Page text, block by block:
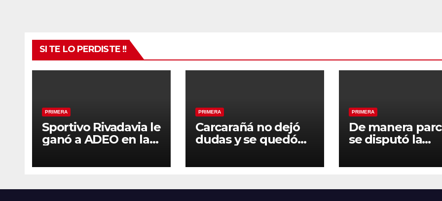
SI TE LO PERDISTE !!
PRIMERA
Sportivo Rivadavia le
ganó a ADEO en la
PRIMERA
Carcarañá no dejó
dudas y se quedó
la segunda fecha
PRIMERA
De manera
se disputó la
Clausura